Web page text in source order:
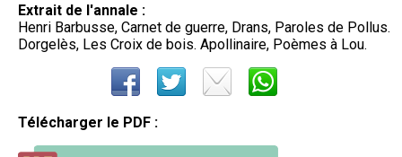
Extrait de l'annale :
Henri Barbusse, Carnet de guerre, Drans, Paroles de Pollus.
Dorgelès, Les Croix de bois. Apollinaire, Poèmes à Lou.
Télécharger le PDF :